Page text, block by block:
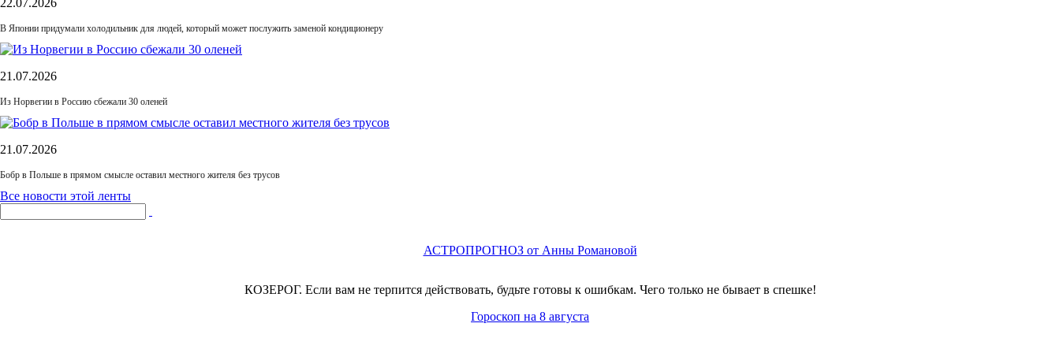
22.07.2026
В Японии придумали холодильник для людей, который может послужить заменой кондиционеру
21.07.2026
Из Норвегии в Россию сбежали 30 оленей
21.07.2026
Бобр в Польше в прямом смысле оставил местного жителя без трусов
Все новости этой ленты
АСТРОПРОГНОЗ от Анны Романовой
КОЗЕРОГ. Если вам не терпится действовать, будьте готовы к ошибкам. Чего только не бывает в спешке!
Гороскоп на 8 августа